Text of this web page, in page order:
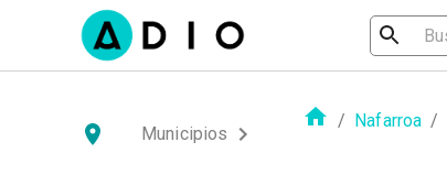
Municipios
/ Nafarroa /